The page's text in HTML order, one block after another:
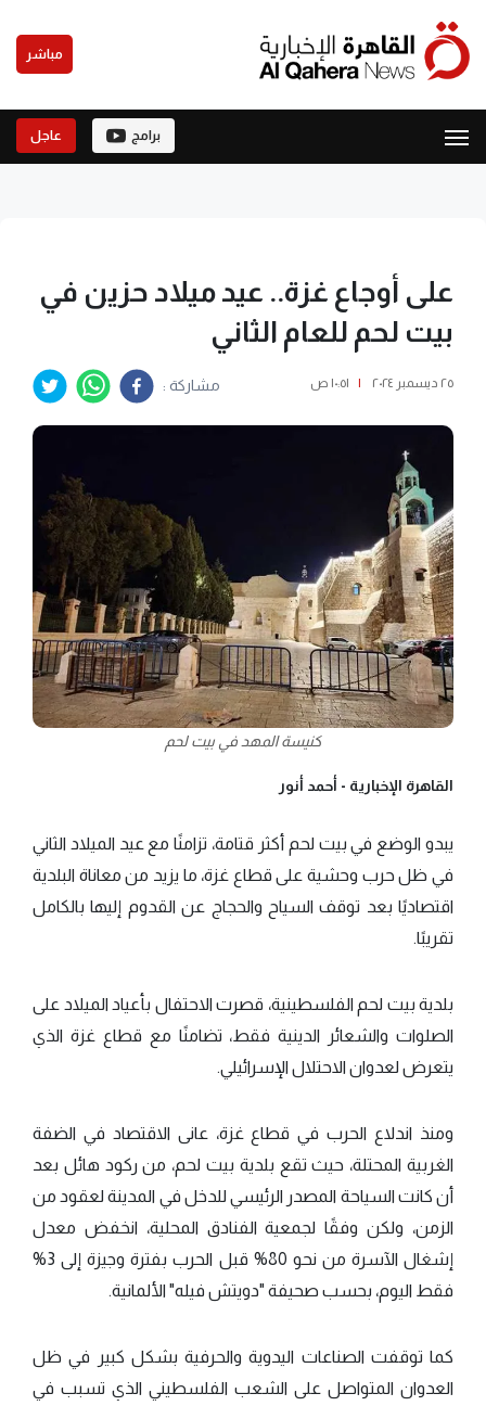
مباشر
برامج عاجل
على أوجاع غزة.. عيد ميلاد حزين في
بيت لحم للعام الثاني
٢٥ ديسمبر ٢٠٢٤ | ١٠:٥١ ص مشاركة :
كنيسة المهد في بيت لحم
القاهرة الإخبارية - أحمد أنور
يبدو الوضع في بيت لحم أكثر قتامة، تزامنًا مع عيد الميلاد الثاني
في ظل حرب وحشية على قطاع غزة، ما يزيد من معاناة البلدية
اقتصاديًا بعد توقف السياح والحجاج عن القدوم إليها بالكامل
تقريبًا.
بلدية بيت لحم الفلسطينية، قصرت الاحتفال بأعياد الميلاد على
الصلوات والشعائر الدينية فقط، تضامنًا مع قطاع غزة الذي
يتعرض لعدوان الاحتلال الإسرائيلي.
ومنذ اندلاع الحرب في قطاع غزة، عانى الاقتصاد في الضفة
الغربية المحتلة، حيث تقع بلدية بيت لحم، من ركود هائل بعد
أن كانت السياحة المصدر الرئيسي للدخل في المدينة لعقود من
الزمن، ولكن وفقًا لجمعية الفنادق المحلية، انخفض معدل
إشغال الآسرة من نحو 80% قبل الحرب بفترة وجيزة إلى 3%
فقط اليوم، بحسب صحيفة "دويتش فيله" الألمانية.
كما توقفت الصناعات اليدوية والحرفية بشكل كبير في ظل
العدوان المتواصل على الشعب الفلسطيني الذي تسبب في